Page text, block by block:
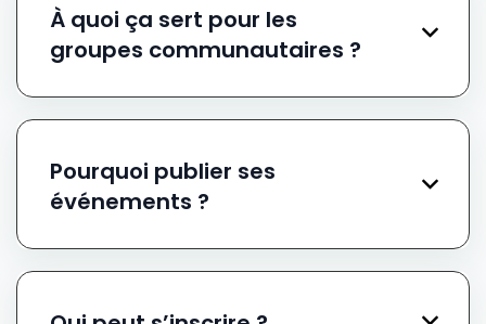
À quoi ça sert pour les
groupes communautaires ?
Pourquoi publier ses
événements ?